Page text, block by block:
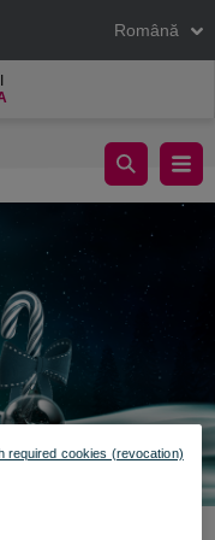
Română
required cookies (revocation)